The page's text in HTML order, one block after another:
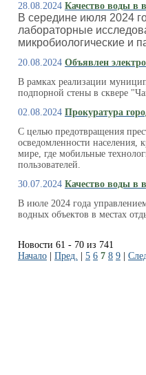
28.08.2024 Качество воды в
В середине июля 2024
лабораторные
микробиологические и
20.08.2024 Объявлен
В рамках реализации
подпорной стены в сквере
02.08.2024 Прокуратура
С целью предотвращения
осведомленности
мире, где мобильные
пользователей.
30.07.2024 Качество воды в
В июле 2024 года
водных объектов в местах
Новости 61 - 70 из 741
Начало
Пред. 5 6 7 8 9